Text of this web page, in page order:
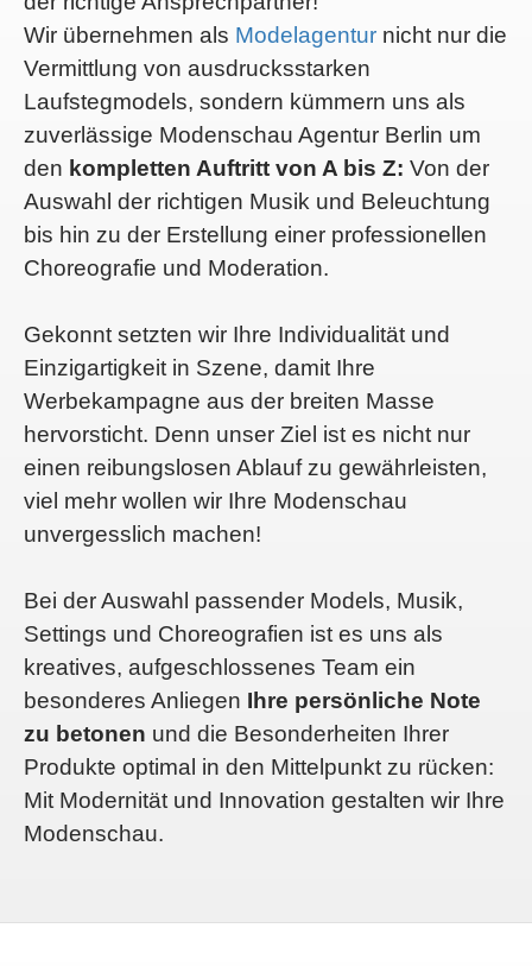
Wir übernehmen als Modelagentur nicht nur die
Vermittlung von ausdrucksstarken
Laufstegmodels, sondern kümmern uns als
zuverlässige Modenschau Agentur Berlin um
den kompletten Auftritt von A bis Z: Von der
Auswahl der richtigen Musik und Beleuchtung
bis hin zu der Erstellung einer professionellen
Choreografie und Moderation.
Gekonnt setzten wir Ihre Individualität und
Einzigartigkeit in Szene, damit Ihre
Werbekampagne aus der breiten Masse
hervorsticht. Denn unser Ziel ist es nicht nur
einen reibungslosen Ablauf zu gewährleisten,
viel mehr wollen wir Ihre Modenschau
unvergesslich machen!
Bei der Auswahl passender Models, Musik,
Settings und Choreografien ist es uns als
kreatives, aufgeschlossenes Team ein
besonderes Anliegen Ihre persönliche Note
zu betonen und die Besonderheiten Ihrer
Produkte optimal in den Mittelpunkt zu rücken:
Mit Modernität und Innovation gestalten wir Ihre
Modenschau.